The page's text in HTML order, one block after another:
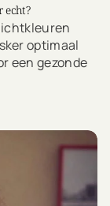
echt?
optimaal
een gezonde